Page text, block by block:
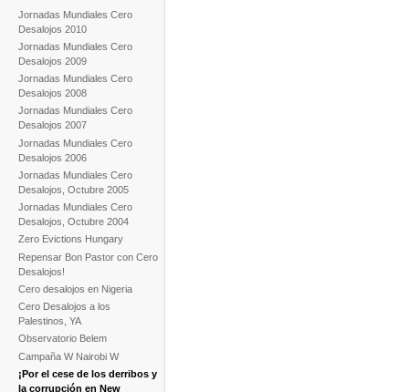
Jornadas Mundiales Cero
Desalojos 2010
Jornadas Mundiales Cero
Desalojos 2009
Jornadas Mundiales Cero
Desalojos 2008
Jornadas Mundiales Cero
Desalojos 2007
Jornadas Mundiales Cero
Desalojos 2006
Jornadas Mundiales Cero
Desalojos, Octubre 2005
Jornadas Mundiales Cero
Desalojos, Octubre 2004
Zero Evictions Hungary
Repensar Bon Pastor con Cero
Desalojos!
Cero desalojos en Nigeria
Cero Desalojos a los
Palestinos, YA
Observatorio Belem
Campaña W Nairobi W
¡Por el cese de los derribos y
la corrupción en New